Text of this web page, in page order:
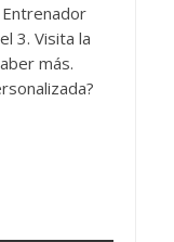
3. Visita la
más.